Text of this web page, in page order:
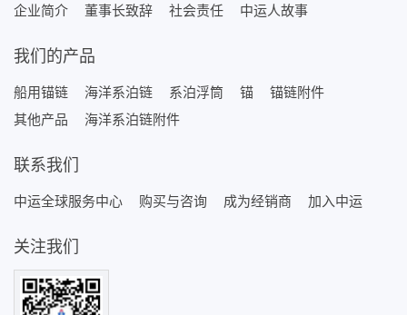
企业简介 董事长致辞 社会责任 中运人故事
我们的产品
船用锚链 海洋系泊链 系泊浮筒 锚
锚链附件
其他产品
海洋系泊链附件
联系我们
中运全球服务中心 购买与咨询 成为经销商 加入中运
关注我们